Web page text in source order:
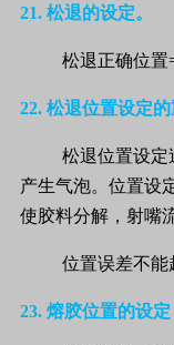
21. 松退的设定。
松退正确位置
22. 松退位置设定
松退位置设定
产生气泡。位置设
使胶料分解，射嘴
位置误差不能
23. 熔胶位置的设定